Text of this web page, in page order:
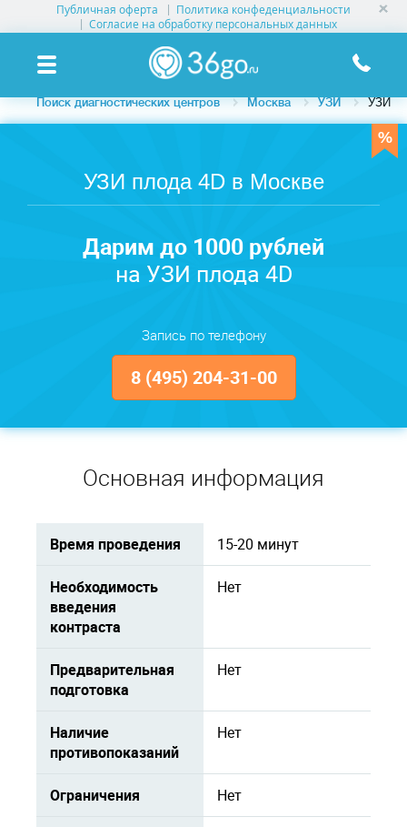
Публичная оферта
Политика конфеденциальности
Согласие на обработку персональных данных
УСЛУГИ КЛИНИК
КЛИНИКИ НА КАРТЕ
ПАМЯТКА ПАЦИЕНТУ
Поиск диагностических центров Москва УЗИ УЗИ
УЗИ плода 4D в Москве
Дарим до 1000 рублей
на УЗИ плода 4D
Запись по телефону
8 (495) 204-31-00
Основная информация
Время проведения 15-20 минут
Необходимость
введения
контраста
Нет
Предварительная
подготовка
Нет
Наличие
противопоказаний
Нет
Ограничения Нет